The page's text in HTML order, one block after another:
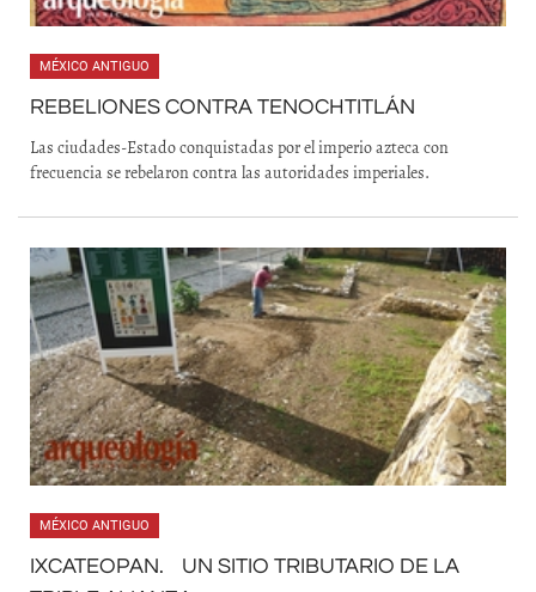
MÉXICO ANTIGUO
REBELIONES CONTRA TENOCHTITLÁN
Las ciudades-Estado conquistadas por el imperio azteca con
frecuencia se rebelaron contra las autoridades imperiales.
MÉXICO ANTIGUO
IXCATEOPAN. UN SITIO TRIBUTARIO DE LA